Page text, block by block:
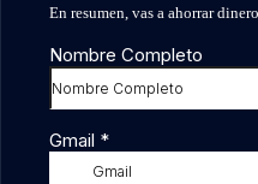
En resumen, vas a ahorrar
Nombre Completo
Gmail *